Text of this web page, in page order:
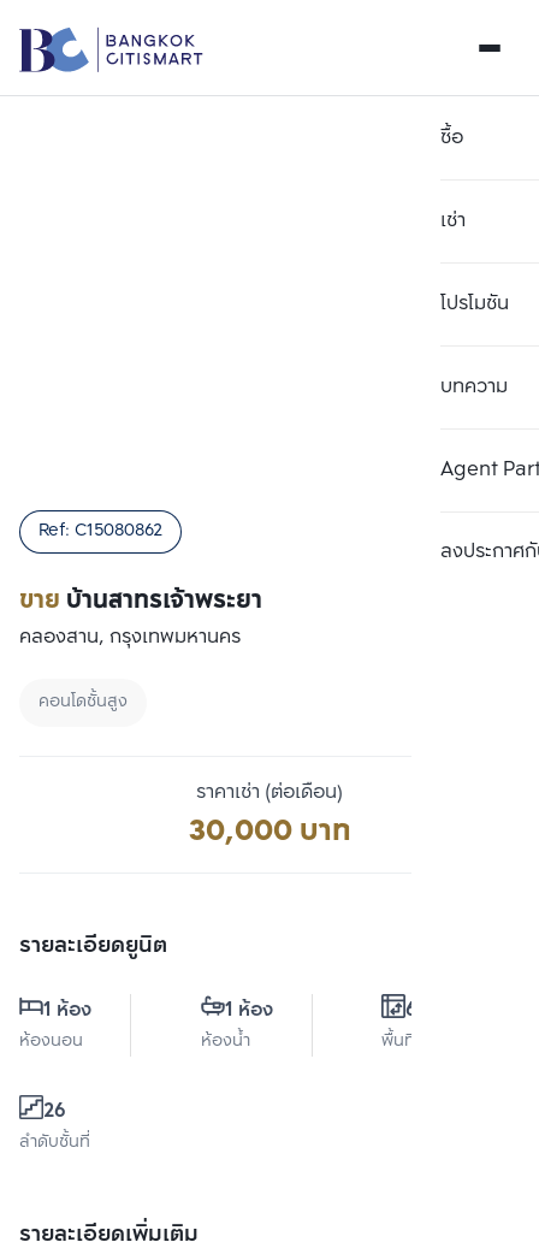
ซื้อ
เช่า
โปรโมชัน
บทความ
Agent
ลงประกาศกั
ขาย บ้านสาทรเจ้าพระยา
Ref: C15080862
คลองสาน, กรุงเทพมหานคร
คอนโดชั้นสูง
ราคาเช่า (ต่อเดือน)
30,000 บาท
รายละเอียดยูนิต
1 ห้อง
ห้องนอน
1 ห้อง
ห้องน้ำ
62 ตร.ม.
พื้นที่ใช้สอย
26
ลำดับชั้นที่
รายละเอียดเพิ่มเติม
เปรียบเทียบ